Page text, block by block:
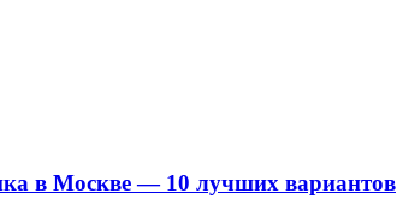
в Москве — 10 лучших вариантов